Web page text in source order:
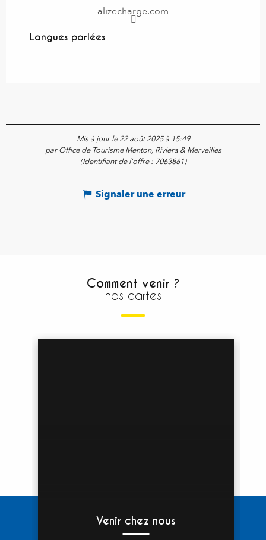
alizecharge.com
Langues parlées
Langues parlées
Mis à jour le 22 août 2025 à 15:49
par Office de Tourisme Menton, Riviera & Merveilles
(Identifiant de l'offre : 7063861)
Signaler une erreur
Comment venir ?
nos cartes
Venir chez nous